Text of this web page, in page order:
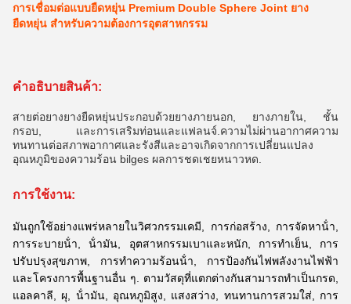
การเชื่อมต่อแบบยืดหยุ่น Premium Double Sphere Joint ยาง
ยืดหยุ่น สําหรับความต้องการอุตสาหกรรม
คําอธิบายสินค้า:
สายต่อยางยางยืดหยุ่นประกอบด้วยยางภายนอก, ยางภายใน, ชั้น
กรอบ, และการเสริมท่อนและแฟลนจ์.ความไม่ผ่านอากาศความ
ทนทานต่อสภาพอากาศและรังสีและอาจเกิดจากการเปลี่ยนแปลง
อุณหภูมิของความร้อน bilges ผลการชดเชยหนาวหด.
การใช้งาน:
มันถูกใช้อย่างแพร่หลายในวิศวกรรมเคมี, การก่อสร้าง, การจัดหาน้ํา,
การระบายน้ํา, น้ํามัน, อุตสาหกรรมเบาและหนัก, การทําเย็น, การ
ปรับปรุงสุขภาพ, การทําความร้อนน้ํา, การป้องกันไฟพลังงานไฟฟ้า
และโครงการพื้นฐานอื่น ๆ. ตามวัสดุที่แตกต่างกันสามารถทําเป็นกรด,
แอลคาลี, ผุ, น้ํามัน, อุณหภูมิสูง, แสงสว่าง, ทนทานการสวมใส่, การ